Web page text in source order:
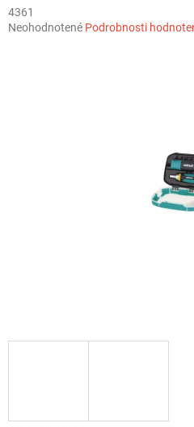
4361
Priemerné
Neohodnotené Podrobnosti